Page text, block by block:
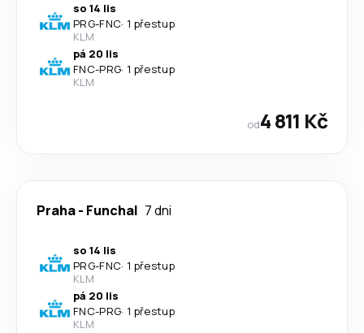
so 14 lis
PRG-FNC· 1 přestup
KLM
pá 20 lis
FNC-PRG· 1 přestup
KLM
od4 811 Kč
Praha- Funchal 7 dni
so 14 lis
PRG-FNC· 1 přestup
KLM
pá 20 lis
FNC-PRG· 1 přestup
KLM